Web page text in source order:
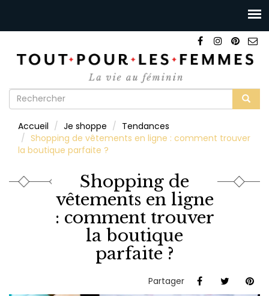
Formulaire
recherche
Accueil Je shoppe
Tendances
Shopping de vêtements en ligne : comment trouver
la boutique parfaite ?
Shopping de
vêtements en ligne
: comment trouver
la boutique
parfaite ?
Partager